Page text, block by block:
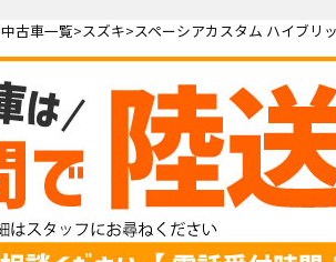
中古車一覧 スズキ スペーシアカスタム ハイブリ